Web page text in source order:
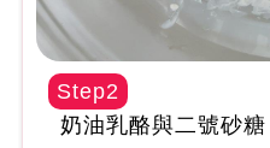
Step2
奶油乳酪與二號砂